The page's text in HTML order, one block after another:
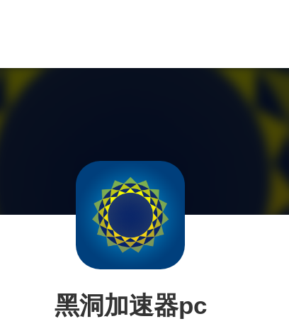
黑洞加速器pc